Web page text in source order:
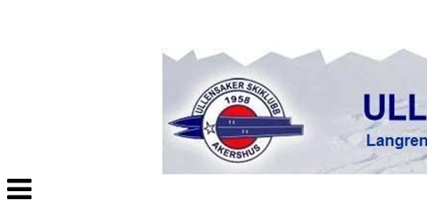
Veksle
navigasjon